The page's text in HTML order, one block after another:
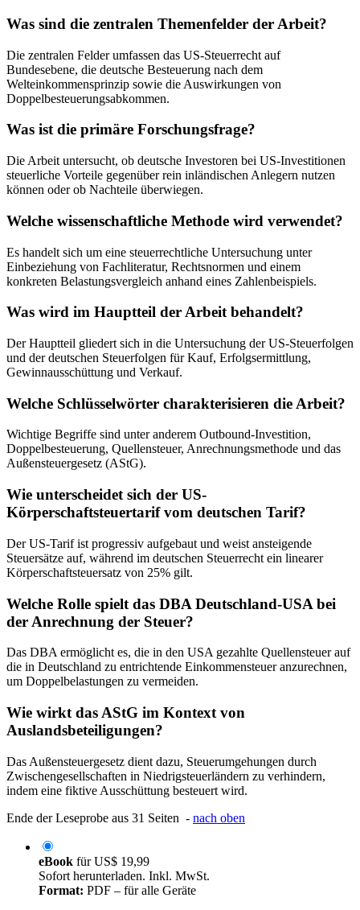
Was sind die zentralen Themenfelder der Arbeit?
Die zentralen Felder umfassen das US-Steuerrecht auf
Bundesebene, die deutsche Besteuerung nach dem
Welteinkommensprinzip sowie die Auswirkungen von
Doppelbesteuerungsabkommen.
Was ist die primäre Forschungsfrage?
Die Arbeit untersucht, ob deutsche Investoren bei US-Investitionen
steuerliche Vorteile gegenüber rein inländischen Anlegern nutzen
können oder ob Nachteile überwiegen.
Welche wissenschaftliche Methode wird verwendet?
Es handelt sich um eine steuerrechtliche Untersuchung unter
Einbeziehung von Fachliteratur, Rechtsnormen und einem
konkreten Belastungsvergleich anhand eines Zahlenbeispiels.
Was wird im Hauptteil der Arbeit behandelt?
Der Hauptteil gliedert sich in die Untersuchung der US-Steuerfolgen
und der deutschen Steuerfolgen für Kauf, Erfolgsermittlung,
Gewinnausschüttung und Verkauf.
Welche Schlüsselwörter charakterisieren die Arbeit?
Wichtige Begriffe sind unter anderem Outbound-Investition,
Doppelbesteuerung, Quellensteuer, Anrechnungsmethode und das
Außensteuergesetz (AStG).
Wie unterscheidet sich der US-
Körperschaftsteuertarif vom deutschen Tarif?
Der US-Tarif ist progressiv aufgebaut und weist ansteigende
Steuersätze auf, während im deutschen Steuerrecht ein linearer
Körperschaftsteuersatz von 25% gilt.
Welche Rolle spielt das DBA Deutschland-USA bei
der Anrechnung der Steuer?
Das DBA ermöglicht es, die in den USA gezahlte Quellensteuer auf
die in Deutschland zu entrichtende Einkommensteuer anzurechnen,
um Doppelbelastungen zu vermeiden.
Wie wirkt das AStG im Kontext von
Auslandsbeteiligungen?
Das Außensteuergesetz dient dazu, Steuerumgehungen durch
Zwischengesellschaften in Niedrigsteuerländern zu verhindern,
indem eine fiktive Ausschüttung besteuert wird.
Ende der Leseprobe aus 31 Seiten - nach oben
eBook fürUS$ 19,99
Sofort herunterladen. Inkl. MwSt.
Format: PDF – für alle Geräte